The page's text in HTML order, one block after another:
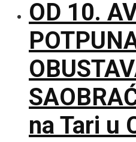
OD 10.
na Tari u